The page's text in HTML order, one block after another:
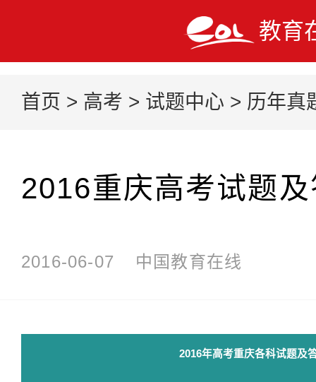
教育
首页 > 高考 > 试题中心 > 历年真
2016重庆高考试题
2016-06-07 中国教育在线
2016年高考重庆各科试题及